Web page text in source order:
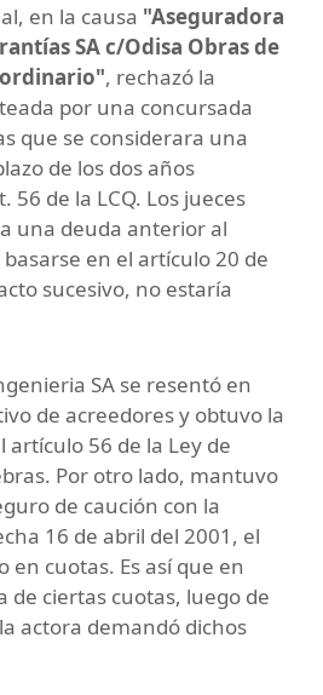
en la causa "Aseguradora
SA c/Odisa Obras de
, rechazó la
por una concursada
que se considerara una
de los dos años
56 de la LCQ. Los jueces
una deuda anterior al
en el artículo 20 de
sucesivo, no estaría
SA se resentó en
de acreedores y obtuvo la
artículo 56 de la Ley de
Por otro lado, mantuvo
de caución con la
16 de abril del 2001, el
en cuotas. Es así que en
de ciertas cuotas, luego de
actora demandó dichos